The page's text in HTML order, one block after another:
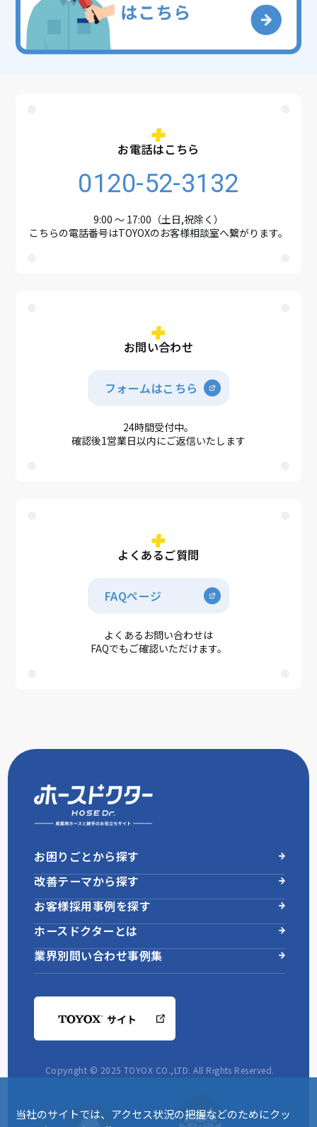
当社のサイトでは、アクセス状況の把握などのためにクッ
お電話はこちら
0120-52-3132
9:00 ～ 17:00（土日,祝除く）
こちらの電話番号はTOYOXのお客様相談室へ繋がります。
お問い合わせ
フォームはこちら
24時間受付中。
確認後1営業日以内にご返信いたします
よくあるご質問
FAQページ
よくあるお問い合わせは
FAQでもご確認いただけます。
お困りごとから探す
改善テーマから探す
お客様採用事例を探す
ホースドクターとは
業界別問い合わせ事例集
Copyright © 2025 TOYOX CO.,LTD. All Rights Reserved.